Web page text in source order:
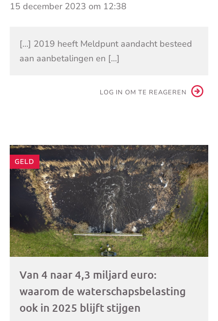
15 december 2023 om 12:38
[…] 2019 heeft Meldpunt aandacht besteed
aan aanbetalingen en […]
LOG IN OM TE REAGEREN
Andere
artikelen
GELD
Van 4 naar 4,3 miljard euro:
waarom de waterschapsbelasting
ook in 2025 blijft stijgen